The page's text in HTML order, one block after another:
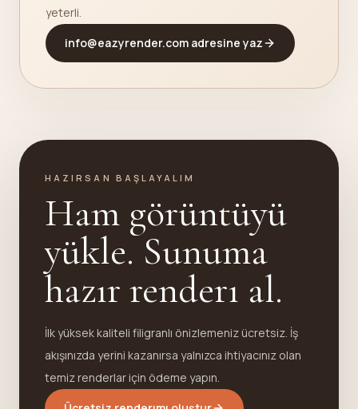
yeterli.
info@eazyrender.com adresine yaz
HAZIRSAN BAŞLAYALIM
Ham görüntüyü
yükle. Sunuma
hazır renderı al.
İlk yüksek kaliteli filigranlı önizlemeniz ücretsiz. İş
akışınızda yerini kazanırsa yalnızca ihtiyacınız olan
temiz renderlar için ödeme yapın.